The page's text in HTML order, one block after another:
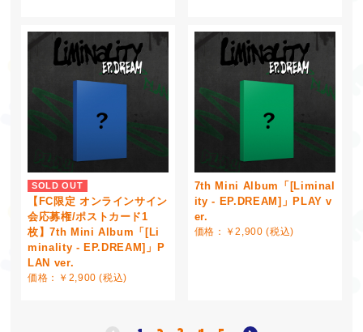
SOLD OUT
【FC限定 オンラインサイン
会応募権/ポストカード1
枚】7th Mini Album「[Li
minality - EP.DREAM]」P
LAN ver.
価格：￥2,900 (税込)
7th Mini Album「[Liminal
ity - EP.DREAM]」PLAY v
er.
価格：￥2,900 (税込)